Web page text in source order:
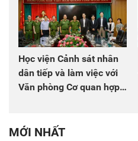
Học viện Cảnh sát nhân
dân tiếp và làm việc với
Văn phòng Cơ quan hợp
MỚI NHẤT